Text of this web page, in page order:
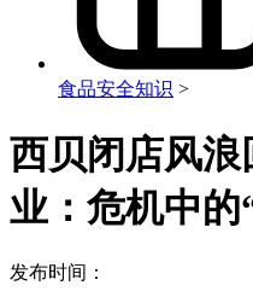
食品安全知识 >
西贝闭店风
业：危机中的
发布时间：